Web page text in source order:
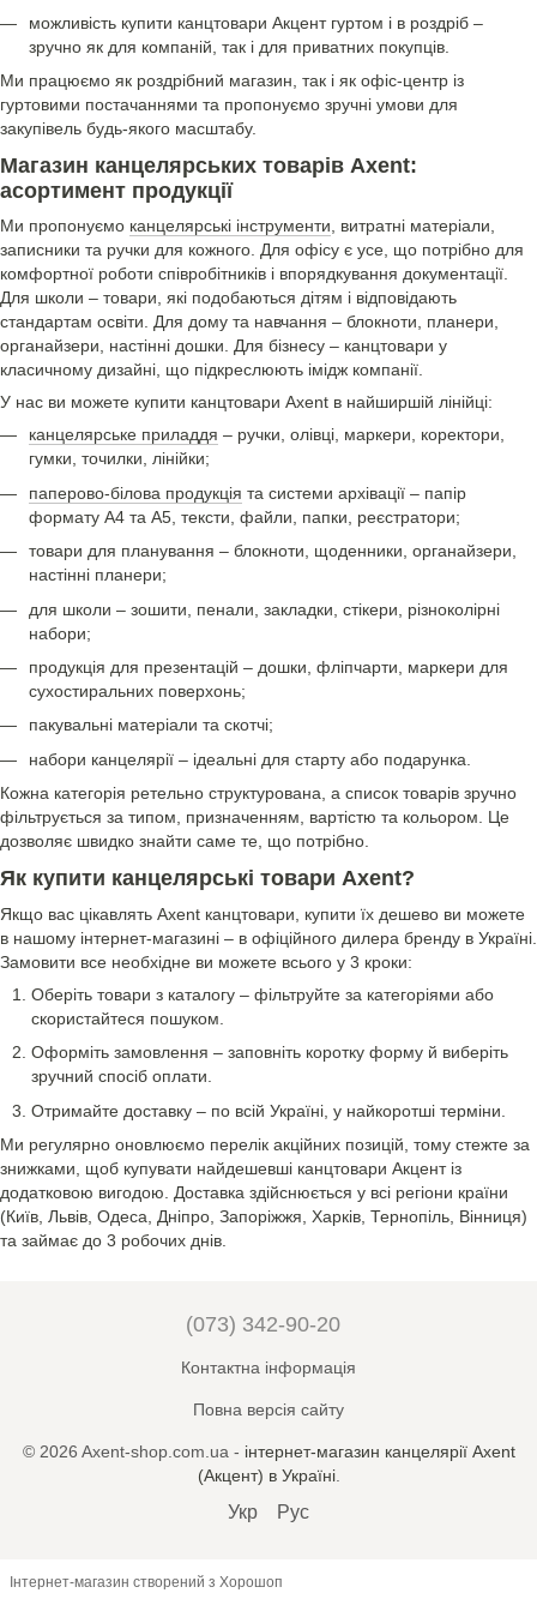
можливість купити канцтовари Акцент гуртом і в роздріб –
зручно як для компаній, так і для приватних покупців.
Ми працюємо як роздрібний магазин, так і як офіс-центр із
гуртовими постачаннями та пропонуємо зручні умови для
закупівель будь-якого масштабу.
Магазин канцелярських товарів Axent:
асортимент продукції
Ми пропонуємо канцелярські інструменти, витратні матеріали,
записники та ручки для кожного. Для офісу є усе, що потрібно для
комфортної роботи співробітників і впорядкування документації.
Для школи – товари, які подобаються дітям і відповідають
стандартам освіти. Для дому та навчання – блокноти, планери,
органайзери, настінні дошки. Для бізнесу – канцтовари у
класичному дизайні, що підкреслюють імідж компанії.
У нас ви можете купити канцтовари Axent в найширшій лінійці:
канцелярське приладдя – ручки, олівці, маркери, коректори,
гумки, точилки, лінійки;
паперово-білова продукція та системи архівації – папір
формату А4 та А5, тексти, файли, папки, реєстратори;
товари для планування – блокноти, щоденники, органайзери,
настінні планери;
для школи – зошити, пенали, закладки, стікери, різноколірні
набори;
продукція для презентацій – дошки, фліпчарти, маркери для
сухостиральних поверхонь;
пакувальні матеріали та скотчі;
набори канцелярії – ідеальні для старту або подарунка.
Кожна категорія ретельно структурована, а список товарів зручно
фільтрується за типом, призначенням, вартістю та кольором. Це
дозволяє швидко знайти саме те, що потрібно.
Як купити канцелярські товари Axent?
Якщо вас цікавлять Axent канцтовари, купити їх дешево ви можете
в нашому інтернет-магазині – в офіційного дилера бренду в Україні.
Замовити все необхідне ви можете всього у 3 кроки:
Оберіть товари з каталогу – фільтруйте за категоріями або
скористайтеся пошуком.
Оформіть замовлення – заповніть коротку форму й виберіть
зручний спосіб оплати.
Отримайте доставку – по всій Україні, у найкоротші терміни.
Ми регулярно оновлюємо перелік акційних позицій, тому стежте за
знижками, щоб купувати найдешевші канцтовари Акцент із
додатковою вигодою. Доставка здійснюється у всі регіони країни
(Київ, Львів, Одеса, Дніпро, Запоріжжя, Харків, Тернопіль, Вінниця)
та займає до 3 робочих днів.
(073) 342-90-20
Контактна інформація
Повна версія сайту
© 2026 Axent-shop.com.ua - iнтернет-магазин канцелярії Axent
(Акцент) в Україні.
Укр Рус
Інтернет-магазин створений з Хорошоп